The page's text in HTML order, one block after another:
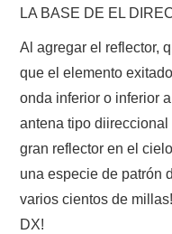
LA BASE DE EL
Al agregar el reflector,
que el elemento
onda inferior o inferior
antena tipo
gran reflector en el
una especie de patrón
varios cientos de
DX!